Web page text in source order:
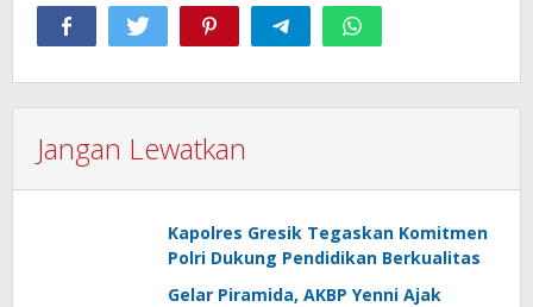
Jangan Lewatkan
Kapolres Gresik Tegaskan Komitmen
Polri Dukung Pendidikan Berkualitas
Gelar Piramida, AKBP Yenni Ajak